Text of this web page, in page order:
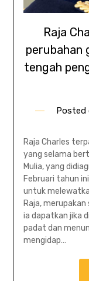
Raja
perubahan
tengah
Posted
Raja Charles
yang selama
Mulia, yang
Februari tahun
untuk
Raja,
ia dapatkan jika
padat dan
mengidap…